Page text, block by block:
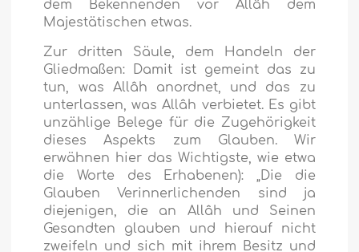
dem Bekennenden vor Allâh dem
Majestätischen etwas.
Zur dritten Säule, dem Handeln der
Gliedmaßen: Damit ist gemeint das zu
tun, was Allâh anordnet, und das zu
unterlassen, was Allâh verbietet. Es gibt
unzählige Belege für die Zugehörigkeit
dieses Aspekts zum Glauben. Wir
erwähnen hier das Wichtigste, wie etwa
die Worte des Erhabenen):„Die die
Glauben Verinnerlichenden sind ja
diejenigen, die an Allâh und Seinen
Gesandten glauben und hierauf nicht
zweifeln und sich mit ihrem Besitz und